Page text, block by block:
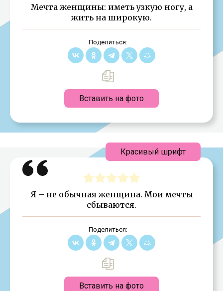
Мечта женщины: иметь узкую ногу, а
жить на широкую.
Поделиться:
Вставить на фото
Я – не обычная женщина. Мои мечты
сбываются.
Поделиться:
Вставить на фото
Красивый шрифт